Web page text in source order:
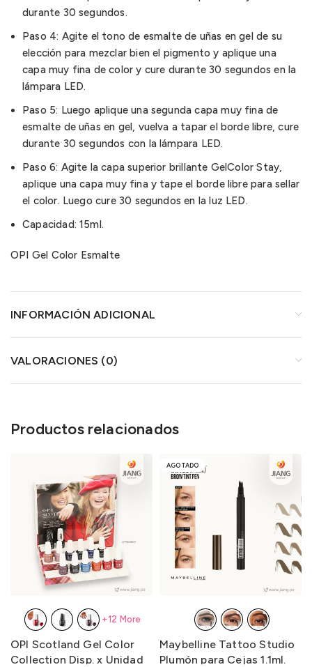
durante 30 segundos.
Paso 4: Agite el tono de esmalte de uñas en gel de su
elección para mezclar bien el pigmento y aplique una
capa muy fina de color y cure durante 30 segundos en la
lámpara LED.
Paso 5: Luego aplique una segunda capa muy fina de
esmalte de uñas en gel, vuelva a tapar el borde libre, cure
durante 30 segundos con la lámpara LED.
Paso 6: Agite la capa superior brillante GelColor Stay,
aplique una capa muy fina y tape el borde libre para sellar
el color. Luego cure 30 segundos en la luz LED.
Capacidad: 15ml.
OPI Gel Color Esmalte
INFORMACIÓN ADICIONAL
VALORACIONES (0)
Productos relacionados
OPI Scotland Gel Color
Collection Disp. x Unidad
+12 More
AGOTADO
Maybelline Tattoo Studio
Plumón para Cejas 1.1ml.